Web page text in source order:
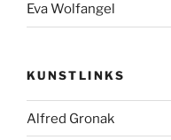
Eva Wolfangel
KUNSTLINKS
Alfred Gronak